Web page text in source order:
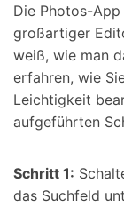
Die Photos-
großartiger
weiß, wie man
erfahren, wie
Leichtigkeit
aufgeführten
Schritt 1:
das Suchfeld